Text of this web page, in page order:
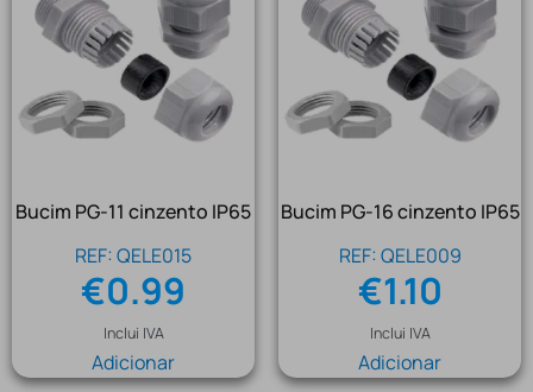
Bucim PG-11 cinzento IP65
REF: QELE015
€0.99
Inclui IVA
Adicionar
Bucim PG-16 cinzento IP65
REF: QELE009
€1.10
Inclui IVA
Adicionar